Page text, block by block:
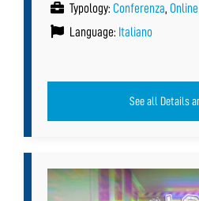
Typology: Conferenza, Online
Language: Italiano
See all Details